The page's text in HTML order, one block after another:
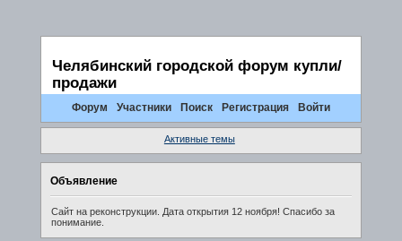
Челябинский городской форум купли/
продажи
Форум Участники Поиск Регистрация Войти
Активные темы
Объявление
Сайт на реконструкции. Дата открытия 12 ноября! Спасибо за
понимание.